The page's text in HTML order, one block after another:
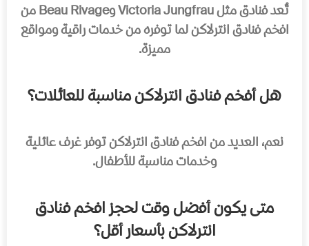
تُعد فنادق مثل Victoria Jungfrau وBeau Rivage من
افخم فنادق انترلاكن لما توفره من خدمات راقية ومواقع
مميزة.
هل أفخم فنادق انترلاكن مناسبة للعائلات؟
نعم، العديد من افخم فنادق انترلاكن توفر غرف عائلية
وخدمات مناسبة للأطفال.
متى يكون أفضل وقت لحجز افخم فنادق
انترلاكن بأسعار أقل؟